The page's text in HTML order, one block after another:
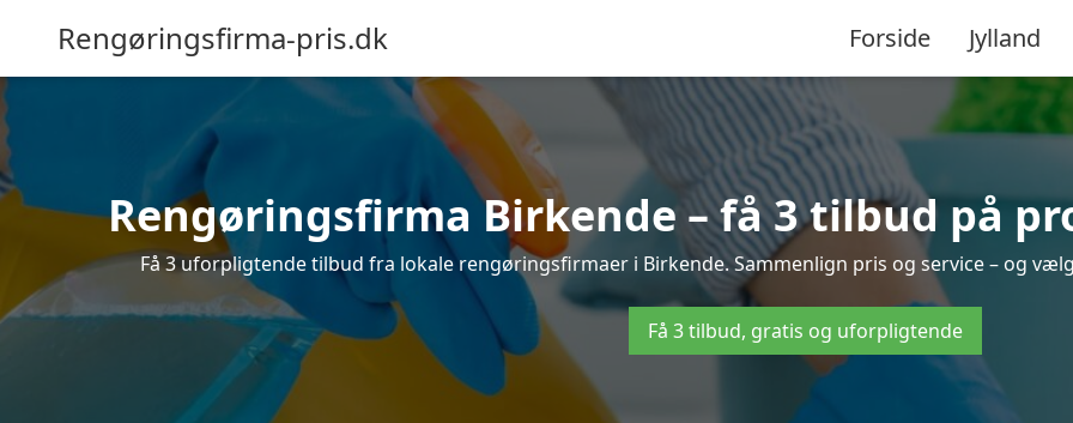
Rengøringsfirma-pris.dk Forside Jylland
Rengøringsfirma Birkende – få 3 tilbud på
Få 3 uforpligtende tilbud fra lokale rengøringsfirmaer i Birkende. Sammenlign pris og service – og
Få 3 tilbud, gratis og uforpligtende